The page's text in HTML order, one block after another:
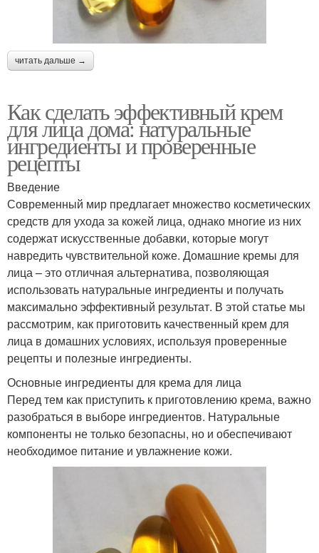
читать дальше →
Как сделать эффективный крем
для лица дома: натуральные
ингредиенты и проверенные
рецепты
Введение
Современный мир предлагает множество косметических
средств для ухода за кожей лица, однако многие из них
содержат искусственные добавки, которые могут
навредить чувствительной коже. Домашние кремы для
лица – это отличная альтернатива, позволяющая
использовать натуральные ингредиенты и получать
максимально эффективный результат. В этой статье мы
рассмотрим, как приготовить качественный крем для
лица в домашних условиях, используя проверенные
рецепты и полезные ингредиенты.
Основные ингредиенты для крема для лица
Перед тем как приступить к приготовлению крема, важно
разобраться в выборе ингредиентов. Натуральные
компоненты не только безопасны, но и обеспечивают
необходимое питание и увлажнение кожи.